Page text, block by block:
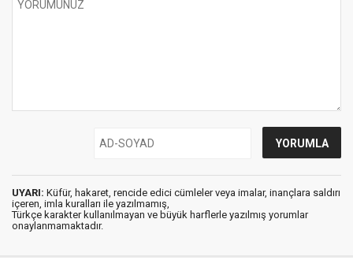
UYARI: Küfür, hakaret, rencide edici cümleler veya imalar, inançlara saldırı
içeren, imla kuralları ile yazılmamış,
Türkçe karakter kullanılmayan ve büyük harflerle yazılmış yorumlar
onaylanmamaktadır.